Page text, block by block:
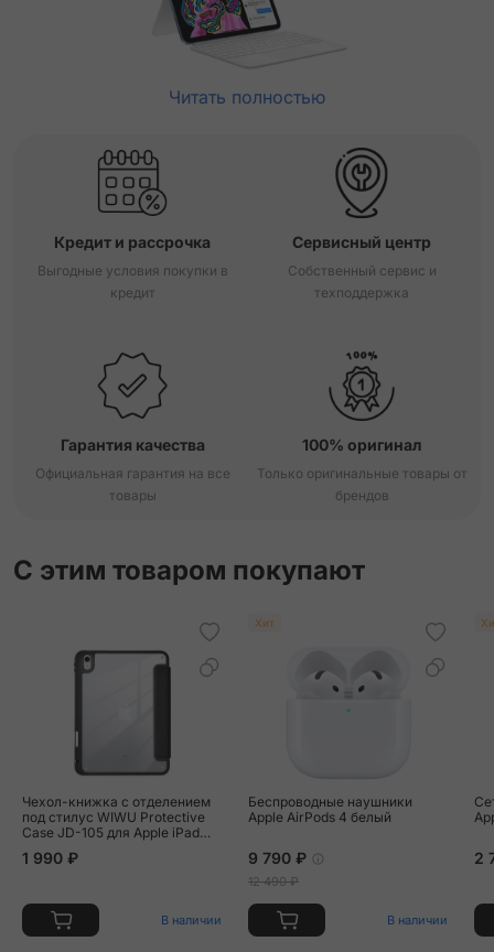
Читать полностью
Кредит и рассрочка
Выгодные условия покупки в
кредит
Сервисный центр
Собственный сервис и
техподдержка
Гарантия качества
Официальная гарантия на все
товары
100% оригинал
Только оригинальные товары от
брендов
С этим товаром покупают
Чехол-книжка c отделением
под стилус WIWU Protective
Case JD-105 для Apple iPad
(2025) искусственная кожа,
1 990 ₽
В наличии
Хит
Беспроводные наушники
Apple AirPods 4 белый
9 790 ₽
12 490 ₽
В наличии
2